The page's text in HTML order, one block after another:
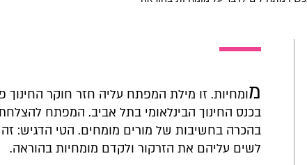
מומחיות. זו מילת המפתח עליה חזר חוקר החינוך
בכנס החינוך הבינלאומי בתל אביב. המפתח
בהכרה בחשיבות של מורים מומחים. הטי הדגיש: זה
לשים עליהם את הזרקור ולקדם מומחיות בהוראה.